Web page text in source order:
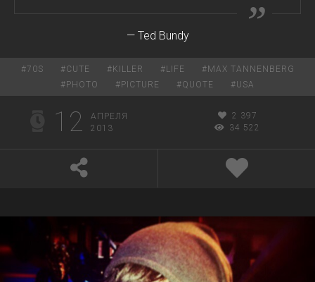
— Ted Bundy
#70S #CUTE # KILLER # LIFE # MAX TANNENBERG
# PHOTO # PICTURE #QUOTE #USA
12
АПРЕЛЯ
2013
2 397
34 522